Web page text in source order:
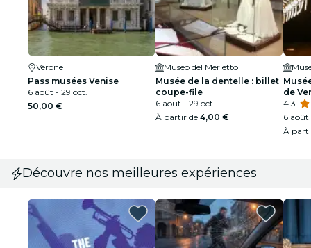
Vérone
Pass musées Venise
6 août - 29 oct.
50,00 €
Museo del Merletto
Musée de la dentelle : billet
coupe-file
6 août - 29 oct.
À partir de 4,00 €
de
4.3
6 août
À
Découvre nos meilleures expériences